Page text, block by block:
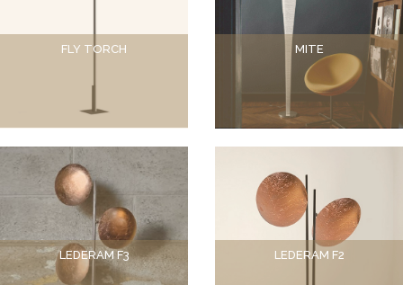
FLY TORCH MITE
LEDERAM F3 LEDERAM F2